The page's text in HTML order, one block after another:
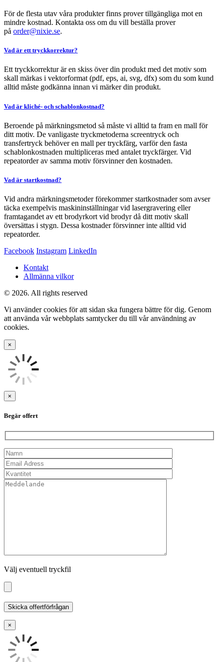
För de flesta utav våra produkter finns prover tillgängliga mot en
mindre kostnad. Kontakta oss om du vill beställa prover
på order@nixie.se.
Vad är ett tryckkorrektur?
Ett tryckkorrektur är en skiss över din produkt med det motiv som
skall märkas i vektorformat (pdf, eps, ai, svg, dfx) som du som kund
alltid måste godkänna innan vi märker din produkt.
Vad är kliché- och schablonkostnad?
Beroende på märkningsmetod så måste vi alltid ta fram en mall för
ditt motiv. De vanligaste tryckmetoderna screentryck och
transfertryck behöver en mall per tryckfärg, varför den fasta
schablonkostnaden multipliceras med antalet tryckfärger. Vid
repeatorder av samma motiv försvinner den kostnaden.
Vad är startkostnad?
Vid andra märkningsmetoder förekommer startkostnader som avser
täcka exempelvis maskininställningar vid lasergravering eller
framtagandet av ett brodyrkort vid brodyr då ditt motiv skall
översättas i stygn. Dessa kostnader försvinner inte alltid vid
repeatorder.
Facebook Instagram LinkedIn
Kontakt
Allmänna vilkor
© 2026. All rights reserved
Vi använder cookies för att sidan ska fungera bättre för dig. Genom
att använda vår webbplats samtycker du till vår användning av
cookies.
×
×
Begär offert
Välj eventuell tryckfil
×